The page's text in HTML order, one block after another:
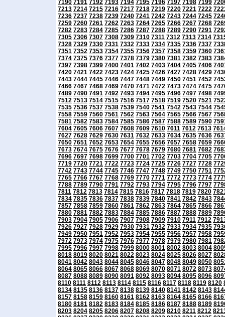
7190 7191 7192 7193 7194 7195 7196 7197 7198 7199
7213 7214 7215 7216 7217 7218 7219 7220 7221 7222
7236 7237 7238 7239 7240 7241 7242 7243 7244 7245
7259 7260 7261 7262 7263 7264 7265 7266 7267 7268
7282 7283 7284 7285 7286 7287 7288 7289 7290 7291
7305 7306 7307 7308 7309 7310 7311 7312 7313 7314
7328 7329 7330 7331 7332 7333 7334 7335 7336 7337
7351 7352 7353 7354 7355 7356 7357 7358 7359 7360
7374 7375 7376 7377 7378 7379 7380 7381 7382 7383
7397 7398 7399 7400 7401 7402 7403 7404 7405 7406
7420 7421 7422 7423 7424 7425 7426 7427 7428 7429
7443 7444 7445 7446 7447 7448 7449 7450 7451 7452
7466 7467 7468 7469 7470 7471 7472 7473 7474 7475
7489 7490 7491 7492 7493 7494 7495 7496 7497 7498
7512 7513 7514 7515 7516 7517 7518 7519 7520 7521
7535 7536 7537 7538 7539 7540 7541 7542 7543 7544
7558 7559 7560 7561 7562 7563 7564 7565 7566 7567
7581 7582 7583 7584 7585 7586 7587 7588 7589 7590
7604 7605 7606 7607 7608 7609 7610 7611 7612 7613
7627 7628 7629 7630 7631 7632 7633 7634 7635 7636
7650 7651 7652 7653 7654 7655 7656 7657 7658 7659
7673 7674 7675 7676 7677 7678 7679 7680 7681 7682
7696 7697 7698 7699 7700 7701 7702 7703 7704 7705
7719 7720 7721 7722 7723 7724 7725 7726 7727 7728
7742 7743 7744 7745 7746 7747 7748 7749 7750 7751
7765 7766 7767 7768 7769 7770 7771 7772 7773 7774
7788 7789 7790 7791 7792 7793 7794 7795 7796 7797
7811 7812 7813 7814 7815 7816 7817 7818 7819 7820
7834 7835 7836 7837 7838 7839 7840 7841 7842 7843
7857 7858 7859 7860 7861 7862 7863 7864 7865 7866
7880 7881 7882 7883 7884 7885 7886 7887 7888 7889
7903 7904 7905 7906 7907 7908 7909 7910 7911 7912
7926 7927 7928 7929 7930 7931 7932 7933 7934 7935
7949 7950 7951 7952 7953 7954 7955 7956 7957 7958
7972 7973 7974 7975 7976 7977 7978 7979 7980 7981
7995 7996 7997 7998 7999 8000 8001 8002 8003 8004
8018 8019 8020 8021 8022 8023 8024 8025 8026 8027
8041 8042 8043 8044 8045 8046 8047 8048 8049 8050
8064 8065 8066 8067 8068 8069 8070 8071 8072 8073
8087 8088 8089 8090 8091 8092 8093 8094 8095 8096
8110 8111 8112 8113 8114 8115 8116 8117 8118 8119 8120
8134 8135 8136 8137 8138 8139 8140 8141 8142 8143
8157 8158 8159 8160 8161 8162 8163 8164 8165 8166
8180 8181 8182 8183 8184 8185 8186 8187 8188 8189
8203 8204 8205 8206 8207 8208 8209 8210 8211 8212